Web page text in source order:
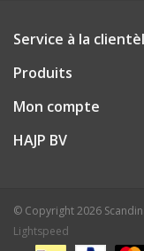
Service à la
Produits
Mon compte
HAJP BV
© Copyright 2026
Lightspeed